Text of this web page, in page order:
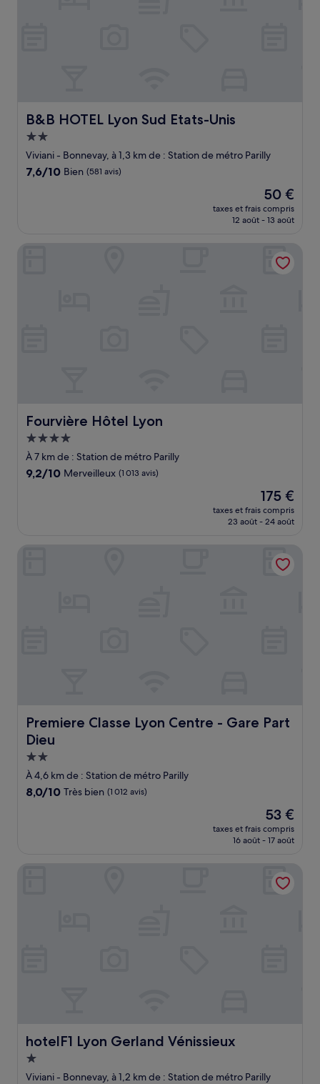
B&B HOTEL Lyon Sud Etats-Unis
B&B HOTEL Lyon Sud Etats-Unis
Hébergement
2.0 étoiles
Viviani - Bonnevay, à 1,3 km de : Station de métro Parilly
7.6
7,6/10 Bien (581 avis)
Le
nouveau
prix
de
50 €
50 €
taxes et frais compris
12 août - 13 août
Fourvière Hôtel Lyon
Fourvière Hôtel Lyon
Hébergement
4.0 étoiles
À 7 km de : Station de métro Parilly
9.2
9,2/10 Merveilleux (1 013 avis)
Le
nouveau
prix
de
175 €
175 €
taxes et frais compris
23 août - 24 août
Premiere Classe Lyon Centre - Gare Part
Dieu
Premiere Classe Lyon Centre - Gare Part Dieu
Hébergement
2.0 étoiles
À 4,6 km de : Station de métro Parilly
8.0
8,0/10 Très bien (1 012 avis)
Le
nouveau
prix
de
53 €
53 €
taxes et frais compris
16 août - 17 août
hotelF1 Lyon Gerland Vénissieux
hotelF1 Lyon Gerland Vénissieux
Hébergement
1.0 étoile
Viviani - Bonnevay, à 1,2 km de : Station de métro Parilly